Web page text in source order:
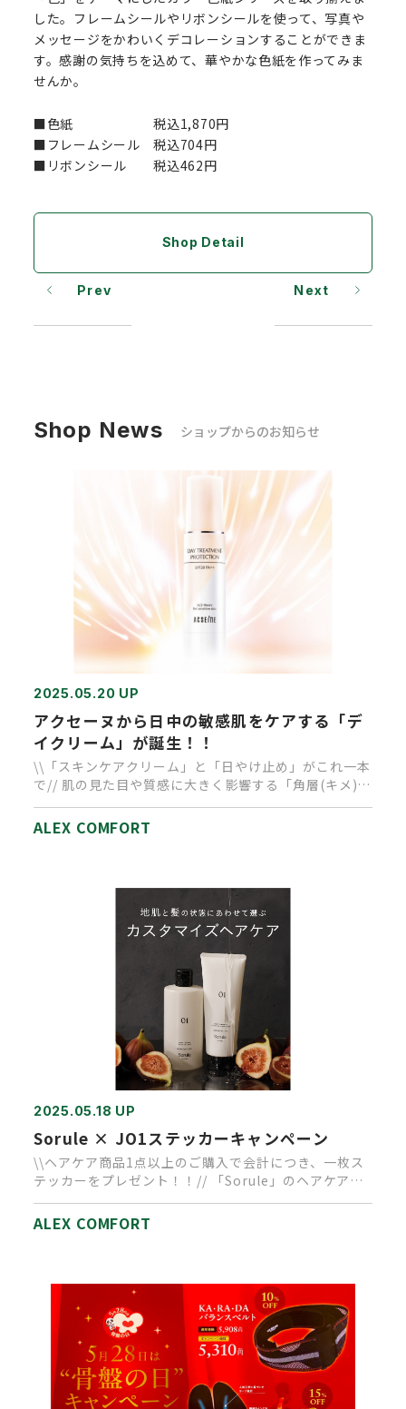
した。フレームシールやリボンシールを使って、写真や
メッセージをかわいくデコレーションすることができま
す。感謝の気持ちを込めて、華やかな色紙を作ってみま
せんか。
■色紙 税込1,870円
■フレームシール 税込704円
■リボンシール 税込462円
Shop Detail
Prev Next
Shop News ショップからのお知らせ
2025.05.20 UP
アクセーヌから日中の敏感肌をケアする「デ
イクリーム」が誕生！！
\\「スキンケアクリーム」と「日やけ止め」がこれ一本
で// 肌の見た目や質感に大きく影響する「角層(キメ)の
ALEX COMFORT
2025.05.18 UP
Sorule × JO1ステッカーキャンペーン
\\ヘアケア商品1点以上のご購入で会計につき、一枚ス
テッカーをプレゼント！！// 「Sorule」のヘアケアシ
ALEX COMFORT